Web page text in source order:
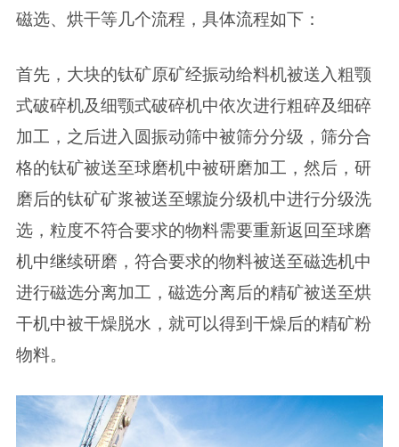
磁选、烘干等几个流程，具体流程如下：
首先，大块的钛矿原矿经振动给料机被送入粗颚
式破碎机及细颚式破碎机中依次进行粗碎及细碎
加工，之后进入圆振动筛中被筛分分级，筛分合
格的钛矿被送至球磨机中被研磨加工，然后，研
磨后的钛矿矿浆被送至螺旋分级机中进行分级洗
选，粒度不符合要求的物料需要重新返回至球磨
机中继续研磨，符合要求的物料被送至磁选机中
进行磁选分离加工，磁选分离后的精矿被送至烘
干机中被干燥脱水，就可以得到干燥后的精矿粉
物料。